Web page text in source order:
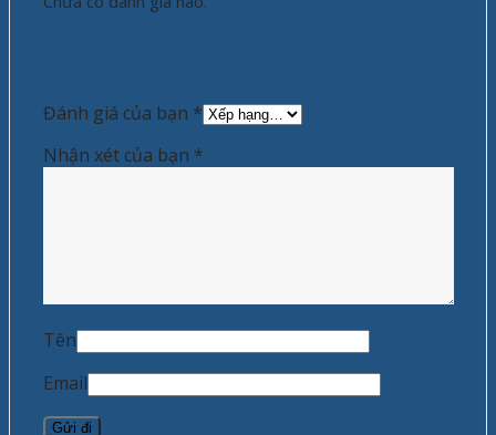
Đánh giá của bạn *
Nhận xét của bạn *
Tên
Email